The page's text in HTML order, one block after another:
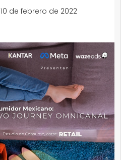
10 de febrero de 2022